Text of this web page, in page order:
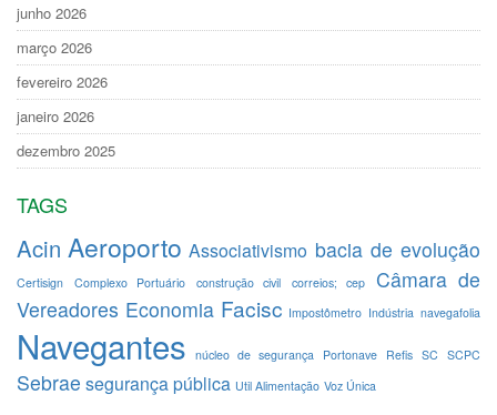
junho 2026
março 2026
fevereiro 2026
janeiro 2026
dezembro 2025
TAGS
Acin Aeroporto Associativismo bacia de evolução
Certisign Complexo Portuário construção civil correios; cep
Câmara de
Vereadores Economia Facisc Impostômetro Indústria navegafolia
Navegantes núcleo de segurança Portonave Refis SC SCPC
Sebrae segurança pública Util Alimentação Voz Única